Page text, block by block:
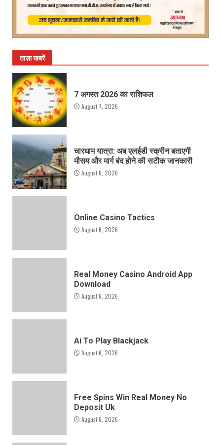
ताज़ा खबरें
7 अगस्त 2026 का राशिफल
August 7, 2026
चारधाम यात्रा: अब एलईडी स्क्रीन बताएगी
मौसम और मार्ग बंद होने की सटीक जानकारी
August 6, 2026
Online Casino Tactics
August 6, 2026
Real Money Casino Android App
Download
August 6, 2026
Ai To Play Blackjack
August 6, 2026
Free Spins Win Real Money No
Deposit Uk
August 6, 2026